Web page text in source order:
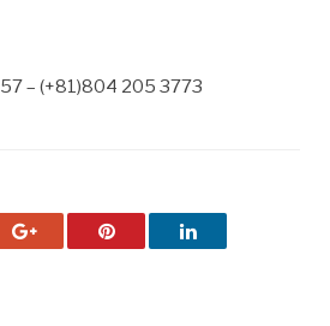
– (+81)804 205 3773
Google+ Pinterest LinkedIn